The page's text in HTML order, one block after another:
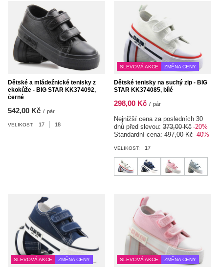
Dětské a mládežnické tenisky z
ekokůže - BIG STAR KK374092,
černé
542,00 Kč / pár
VELIKOST: 17 18
SLEVOVÁ AKCE ZMĚNA CENY
Dětské tenisky na suchý zip - BIG
STAR KK374085, bílé
298,00 Kč / pár
Nejnižší cena za posledních 30
dnů před slevou: 373,00 Kč -20%
Standardní cena: 497,00 Kč -40%
VELIKOST: 17
SLEVOVÁ AKCE ZMĚNA CENY SLEVOVÁ AKCE ZMĚNA CENY